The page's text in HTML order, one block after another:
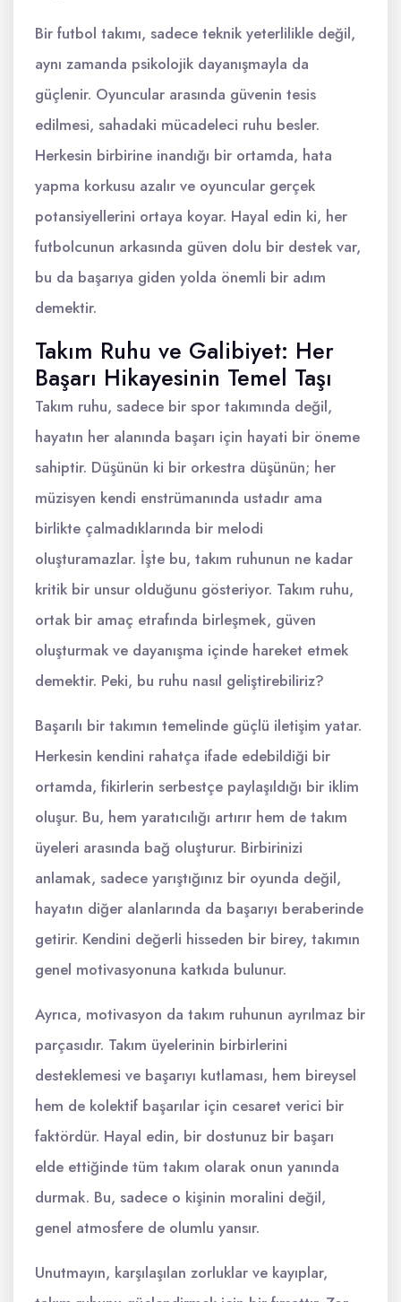
Bir futbol takımı, sadece teknik yeterlilikle değil,
aynı zamanda psikolojik dayanışmayla da
güçlenir. Oyuncular arasında güvenin tesis
edilmesi, sahadaki mücadeleci ruhu besler.
Herkesin birbirine inandığı bir ortamda, hata
yapma korkusu azalır ve oyuncular gerçek
potansiyellerini ortaya koyar. Hayal edin ki, her
futbolcunun arkasında güven dolu bir destek var,
bu da başarıya giden yolda önemli bir adım
demektir.
Takım Ruhu ve Galibiyet: Her
Başarı Hikayesinin Temel Taşı
Takım ruhu, sadece bir spor takımında değil,
hayatın her alanında başarı için hayati bir öneme
sahiptir. Düşünün ki bir orkestra düşünün; her
müzisyen kendi enstrümanında ustadır ama
birlikte çalmadıklarında bir melodi
oluşturamazlar. İşte bu, takım ruhunun ne kadar
kritik bir unsur olduğunu gösteriyor. Takım ruhu,
ortak bir amaç etrafında birleşmek, güven
oluşturmak ve dayanışma içinde hareket etmek
demektir. Peki, bu ruhu nasıl geliştirebiliriz?
Başarılı bir takımın temelinde güçlü iletişim yatar.
Herkesin kendini rahatça ifade edebildiği bir
ortamda, fikirlerin serbestçe paylaşıldığı bir iklim
oluşur. Bu, hem yaratıcılığı artırır hem de takım
üyeleri arasında bağ oluşturur. Birbirinizi
anlamak, sadece yarıştığınız bir oyunda değil,
hayatın diğer alanlarında da başarıyı beraberinde
getirir. Kendini değerli hisseden bir birey, takımın
genel motivasyonuna katkıda bulunur.
Ayrıca, motivasyon da takım ruhunun ayrılmaz bir
parçasıdır. Takım üyelerinin birbirlerini
desteklemesi ve başarıyı kutlaması, hem bireysel
hem de kolektif başarılar için cesaret verici bir
faktördür. Hayal edin, bir dostunuz bir başarı
elde ettiğinde tüm takım olarak onun yanında
durmak. Bu, sadece o kişinin moralini değil,
genel atmosfere de olumlu yansır.
Unutmayın, karşılaşılan zorluklar ve kayıplar,